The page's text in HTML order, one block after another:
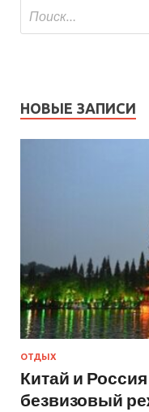
НОВЫЕ ЗАПИСИ
ОТДЫХ
Китай и
безвизовый